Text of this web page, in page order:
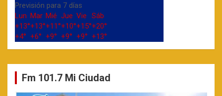
Previsión para 7 días
Lun Mar Mié Jue Vie
Sáb
+13°+13°+11°+10°+15°+20°
+4° +6° +9° +9° +9° +13°
Fm 101.7 Mi Ciudad